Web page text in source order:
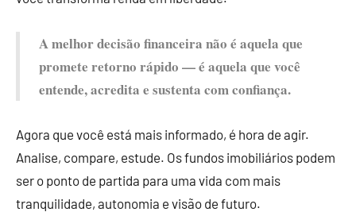
A melhor decisão financeira não é aquela que
promete retorno rápido — é aquela que você
entende, acredita e sustenta com confiança.
Agora que você está mais informado, é hora de agir.
Analise, compare, estude. Os fundos imobiliários podem
ser o ponto de partida para uma vida com mais
tranquilidade, autonomia e visão de futuro.